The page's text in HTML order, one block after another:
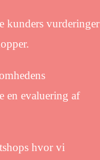
kunders vurderinger
en evaluering af
hvor vi